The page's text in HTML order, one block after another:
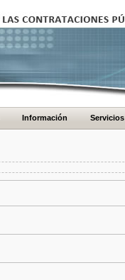
Información Servicios